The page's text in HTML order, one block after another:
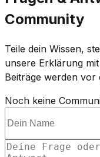
Community
Teile dein Wissen,
unsere Erklärung
Beiträge werden
Noch keine